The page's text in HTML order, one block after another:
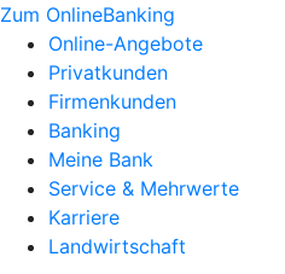
Zum OnlineBanking
Online-Angebote
Privatkunden
Firmenkunden
Banking
Meine Bank
Service & Mehrwerte
Karriere
Landwirtschaft